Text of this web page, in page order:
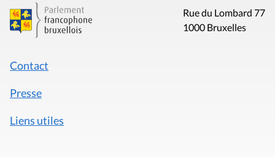
Rue du Lombard 77
1000 Bruxelles
Contact
Presse
Liens utiles